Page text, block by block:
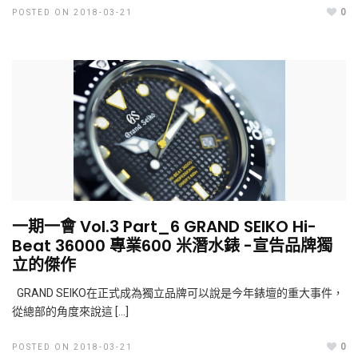
POSTED ON 2018-03-21 0
一期一會 Vol.3 Part_6 GRAND SEIKO Hi-
Beat 36000 專業600 米潛水錶 -宣告品牌獨
立的傑作
GRAND SEIKO在正式成為獨立品牌可以說是今年錶壇的重大事件，
從總部的角度來說這 […]
POSTED ON 2018-03-21 0